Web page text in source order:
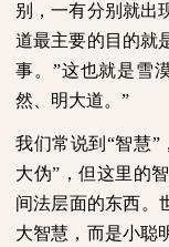
别，一有分别就出
道最主要的目的就
事。”这也就是雪
然、明大道。”
我们常说到“智慧”
大伪”，但这里的
间法层面的东西。
大智慧，而是小聪